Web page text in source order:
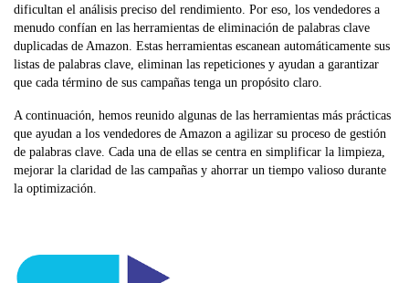
dificultan el análisis preciso del rendimiento. Por eso, los vendedores a
menudo confían en las herramientas de eliminación de palabras clave
duplicadas de Amazon. Estas herramientas escanean automáticamente sus
listas de palabras clave, eliminan las repeticiones y ayudan a garantizar
que cada término de sus campañas tenga un propósito claro.
A continuación, hemos reunido algunas de las herramientas más prácticas
que ayudan a los vendedores de Amazon a agilizar su proceso de gestión
de palabras clave. Cada una de ellas se centra en simplificar la limpieza,
mejorar la claridad de las campañas y ahorrar un tiempo valioso durante
la optimización.